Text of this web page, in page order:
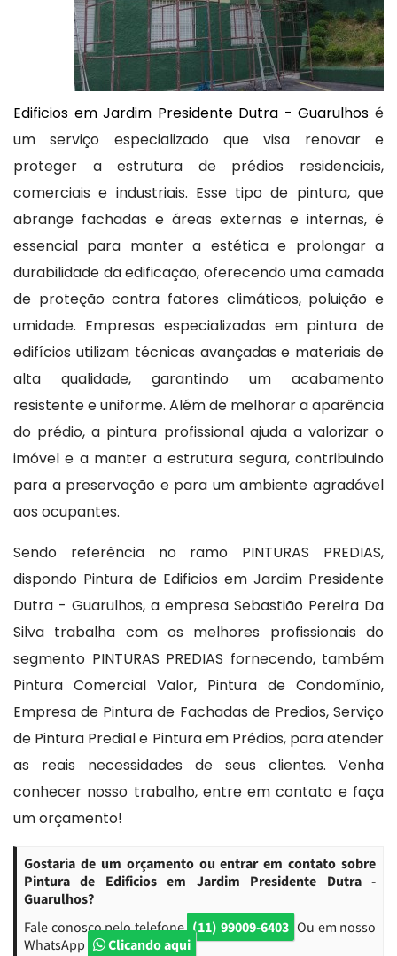
Edificios em Jardim Presidente Dutra - Guarulhos é
um serviço especializado que visa renovar e
proteger a estrutura de prédios residenciais,
comerciais e industriais. Esse tipo de pintura, que
abrange fachadas e áreas externas e internas, é
essencial para manter a estética e prolongar a
durabilidade da edificação, oferecendo uma camada
de proteção contra fatores climáticos, poluição e
umidade. Empresas especializadas em pintura de
edifícios utilizam técnicas avançadas e materiais de
alta qualidade, garantindo um acabamento
resistente e uniforme. Além de melhorar a aparência
do prédio, a pintura profissional ajuda a valorizar o
imóvel e a manter a estrutura segura, contribuindo
para a preservação e para um ambiente agradável
aos ocupantes.
Sendo referência no ramo PINTURAS PREDIAS,
dispondo Pintura de Edificios em Jardim Presidente
Dutra - Guarulhos, a empresa Sebastião Pereira Da
Silva trabalha com os melhores profissionais do
segmento PINTURAS PREDIAS fornecendo, também
Pintura Comercial Valor, Pintura de Condomínio,
Empresa de Pintura de Fachadas de Predios, Serviço
de Pintura Predial e Pintura em Prédios, para atender
as reais necessidades de seus clientes. Venha
conhecer nosso trabalho, entre em contato e faça
um orçamento!
Gostaria de um orçamento ou entrar em contato sobre
Pintura de Edificios em Jardim Presidente Dutra -
Guarulhos?
Fale conosco pelo telefone (11) 99009-6403 Ou em nosso
WhatsApp
Clicando aqui